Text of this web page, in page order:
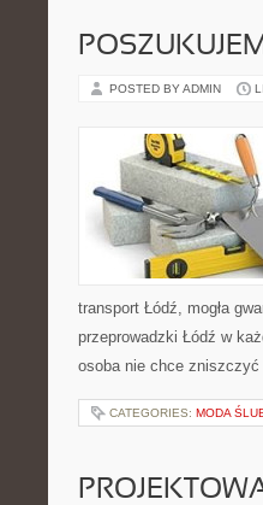
POSTED BY ADMIN
transport Łódź, mogła
przeprowadzki Łódź w
osoba nie chce zniszczyć
CATEGORIES: MODA